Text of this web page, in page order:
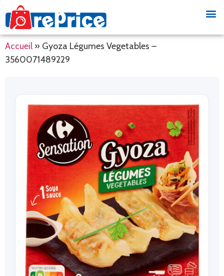
Accueil » Gyoza Légumes Vegetables –
3560071489229